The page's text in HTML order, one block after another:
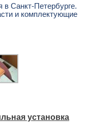
в Санкт-Петербурге.
и комплектующие
установка